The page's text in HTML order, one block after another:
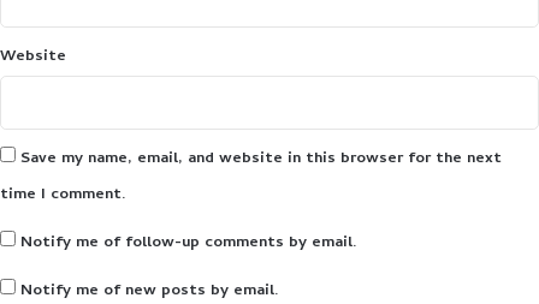
Website
Save my name, email, and website in this browser for the next
time I comment.
Notify me of follow-up comments by email.
Notify me of new posts by email.